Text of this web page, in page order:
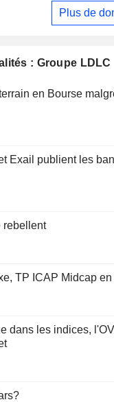
: Groupe LDLC
en Bourse
Exail publient les
rebellent
TP ICAP Midcap
dans les indices,
Plus de